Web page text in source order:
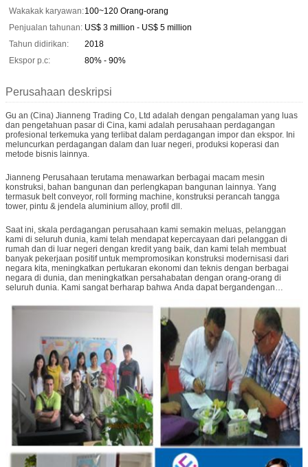
Wakakak karyawan:100~120 Orang-orang
Penjualan tahunan: US$ 3 million - US$ 5 million
Tahun didirikan:
2018
Ekspor p.c:
80% - 90%
Perusahaan deskripsi
Gu an (Cina) Jianneng Trading Co, Ltd adalah dengan pengalaman yang luas
dan pengetahuan pasar di Cina, kami adalah perusahaan perdagangan
profesional terkemuka yang terlibat dalam perdagangan impor dan ekspor. Ini
meluncurkan perdagangan dalam dan luar negeri, produksi koperasi dan
metode bisnis lainnya.
Jianneng Perusahaan terutama menawarkan berbagai macam mesin
konstruksi, bahan bangunan dan perlengkapan bangunan lainnya. Yang
termasuk belt conveyor, roll forming machine, konstruksi perancah tangga
tower, pintu & jendela aluminium alloy, profil dll.
Saat ini, skala perdagangan perusahaan kami semakin meluas, pelanggan
kami di seluruh dunia, kami telah mendapat kepercayaan dari pelanggan di
rumah dan di luar negeri dengan kredit yang baik, dan kami telah membuat
banyak pekerjaan positif untuk mempromosikan konstruksi modernisasi dari
negara kita, meningkatkan pertukaran ekonomi dan teknis dengan berbagai
negara di dunia, dan meningkatkan persahabatan dengan orang-orang di
seluruh dunia. Kami sangat berharap bahwa Anda dapat bergandengan
sama!